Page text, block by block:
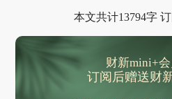
本文共计13794字
财新mini+
订阅后赠送财